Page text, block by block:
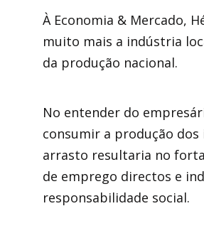
À Economia & Mercado,
muito mais a indústria
da produção nacional.
No entender do
consumir a produção
arrasto resultaria no
de emprego directos e
responsabilidade social.